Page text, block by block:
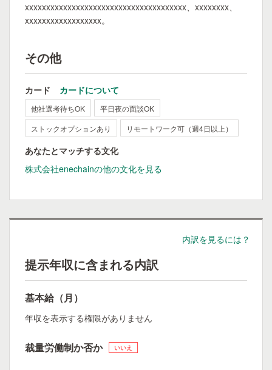
xxxxxxxxxxxxxxxxxxxxxxxxxxxxxxxxxxxxxx、xxxxxxxx、
xxxxxxxxxxxxxxxxxx。
その他
カード カードについて
他社選考待ちOK
平日夜の面談OK
ストックオプションあり
リモートワーク可（週4日以上）
あなたとマッチする文化
株式会社enechainの他の文化を見る
内訳を見るには？
提示年収に含まれる内訳
基本給（月）
年収を表示する権限がありません
裁量労働制か否か いいえ